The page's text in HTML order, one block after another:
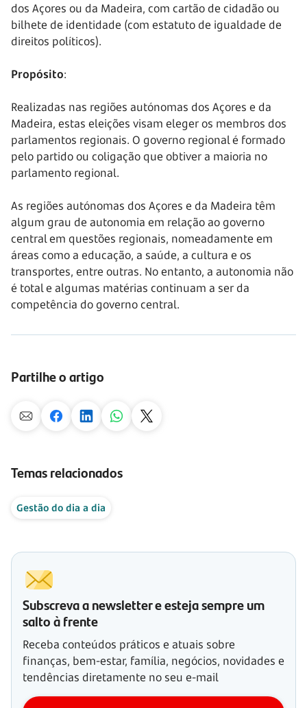
dos Açores ou da Madeira, com cartão de cidadão ou
bilhete de identidade (com estatuto de igualdade de
direitos políticos).
Propósito:
Realizadas nas regiões autónomas dos Açores e da
Madeira, estas eleições visam eleger os membros dos
parlamentos regionais. O governo regional é formado
pelo partido ou coligação que obtiver a maioria no
parlamento regional.
As regiões autónomas dos Açores e da Madeira têm
algum grau de autonomia em relação ao governo
central em questões regionais, nomeadamente em
áreas como a educação, a saúde, a cultura e os
transportes, entre outras. No entanto, a autonomia não
é total e algumas matérias continuam a ser da
competência do governo central.
Partilhe o artigo
Temas relacionados
Gestão do dia a dia
Subscreva a newsletter e esteja sempre um
salto à frente
Receba conteúdos práticos e atuais sobre
finanças, bem-estar, família, negócios, novidades e
tendências diretamente no seu e-mail